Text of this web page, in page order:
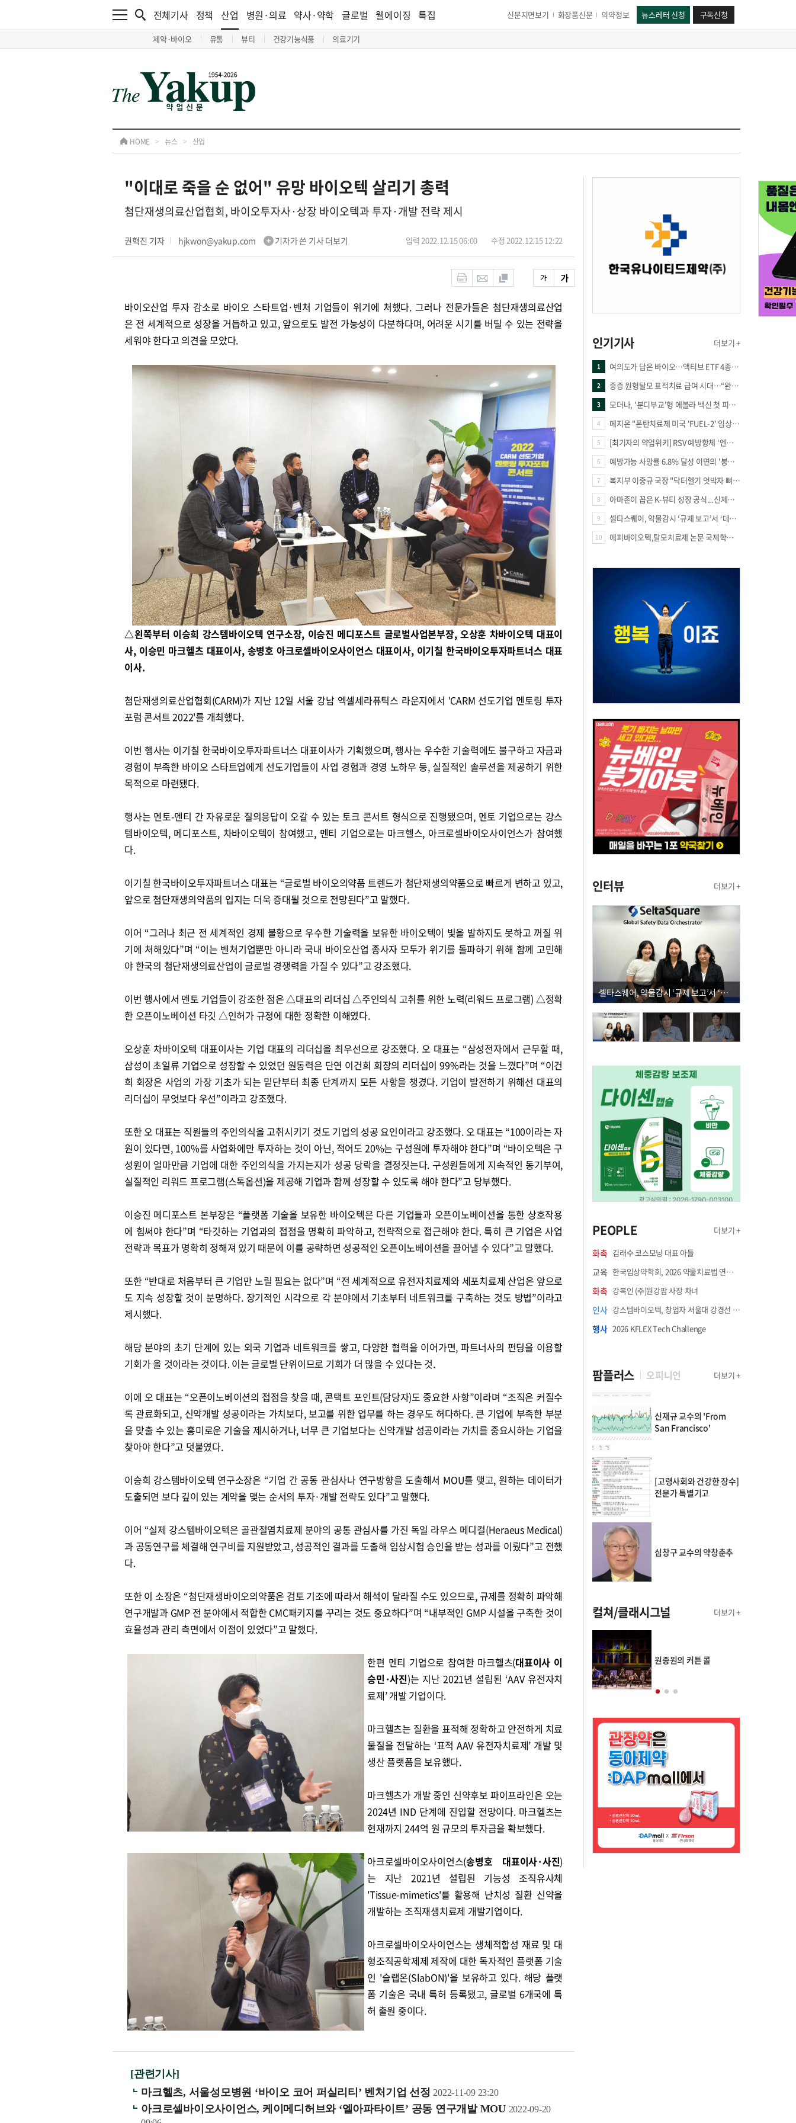
전체기사 정책 산업
제약·바이오 유통 뷰티 건강기능식품 의료기기
병원·의료 약사·약학 글로벌 웰에이징 특집 신문지면보기 화장품신문 의약정보 뉴스레터 신청 구독신청
HOME > 뉴스 > 산업
"이대로 죽을 순 없어" 유망 바이오텍 살리기 총력
첨단재생의료산업협회, 바이오투자사·상장 바이오텍과 투자·개발 전략 제시
권혁진 기자 hjkwon@yakup.com 기자가 쓴 기사 더보기 입력 2022.12.15 06:00 수정 2022.12.15 12:22
바이오산업 투자 감소로 바이오 스타트업·벤처 기업들이 위기에 처했다. 그러나 전문가들은 첨단재생의료산업
은 전 세계적으로 성장을 거듭하고 있고, 앞으로도 발전 가능성이 다분하다며, 어려운 시기를 버틸 수 있는 전략을
세워야 한다고 의견을 모았다.
△왼쪽부터 이승희 강스템바이오텍 연구소장, 이승진 메디포스트 글로벌사업본부장, 오상훈 차바이오텍 대표이
사, 이승민 마크헬츠 대표이사, 송병호 아크로셀바이오사이언스 대표이사, 이기칠 한국바이오투자파트너스 대표
이사.
첨단재생의료산업협회(CARM)가 지난 12일 서울 강남 엑셀세라퓨틱스 라운지에서 'CARM 선도기업 멘토링 투자
포럼 콘서트 2022'를 개최했다.
이번 행사는 이기칠 한국바이오투자파트너스 대표이사가 기획했으며, 행사는 우수한 기술력에도 불구하고 자금과
경험이 부족한 바이오 스타트업에게 선도기업들이 사업 경험과 경영 노하우 등, 실질적인 솔루션을 제공하기 위한
목적으로 마련됐다.
행사는 멘토-멘티 간 자유로운 질의응답이 오갈 수 있는 토크 콘서트 형식으로 진행됐으며, 멘토 기업으로는 강스
템바이오텍, 메디포스트, 차바이오텍이 참여했고, 멘티 기업으로는 마크헬스, 아크로셀바이오사이언스가 참여했
다.
이기칠 한국바이오투자파트너스 대표는 “글로벌 바이오의약품 트렌드가 첨단재생의약품으로 빠르게 변하고 있고,
앞으로 첨단재생의약품의 입지는 더욱 증대될 것으로 전망된다”고 말했다.
이어 “그러나 최근 전 세계적인 경제 불황으로 우수한 기술력을 보유한 바이오텍이 빛을 발하지도 못하고 꺼질 위
기에 처해있다”며 “이는 벤처기업뿐만 아니라 국내 바이오산업 종사자 모두가 위기를 돌파하기 위해 함께 고민해
야 한국의 첨단재생의료산업이 글로벌 경쟁력을 가질 수 있다”고 강조했다.
이번 행사에서 멘토 기업들이 강조한 점은 △대표의 리더십 △주인의식 고취를 위한 노력(리워드 프로그램) △정확
한 오픈이노베이션 타깃 △인허가 규정에 대한 정확한 이해였다.
오상훈 차바이오텍 대표이사는 기업 대표의 리더십을 최우선으로 강조했다. 오 대표는 “삼성전자에서 근무할 때,
삼성이 초일류 기업으로 성장할 수 있었던 원동력은 단연 이건희 회장의 리더십이 99%라는 것을 느꼈다”며 “이건
희 회장은 사업의 가장 기초가 되는 밑단부터 최종 단계까지 모든 사항을 챙겼다. 기업이 발전하기 위해선 대표의
리더십이 무엇보다 우선”이라고 강조했다.
또한 오 대표는 직원들의 주인의식을 고취시키기 것도 기업의 성공 요인이라고 강조했다. 오 대표는 “100이라는 자
원이 있다면, 100%를 사업화에만 투자하는 것이 아닌, 적어도 20%는 구성원에 투자해야 한다”며 “바이오텍은 구
성원이 얼마만큼 기업에 대한 주인의식을 가지는지가 성공 당락을 결정짓는다. 구성원들에게 지속적인 동기부여,
실질적인 리워드 프로그램(스톡옵션)을 제공해 기업과 함께 성장할 수 있도록 해야 한다”고 당부했다.
이승진 메디포스트 본부장은 “플랫폼 기술을 보유한 바이오텍은 다른 기업들과 오픈이노베이션을 통한 상호작용
에 힘써야 한다”며 “타깃하는 기업과의 접점을 명확히 파악하고, 전략적으로 접근해야 한다. 특히 큰 기업은 사업
전략과 목표가 명확히 정해져 있기 때문에 이를 공략하면 성공적인 오픈이노베이션을 끌어낼 수 있다”고 말했다.
또한 “반대로 처음부터 큰 기업만 노릴 필요는 없다”며 “전 세계적으로 유전자치료제와 세포치료제 산업은 앞으로
도 지속 성장할 것이 분명하다. 장기적인 시각으로 각 분야에서 기초부터 네트워크를 구축하는 것도 방법”이라고
제시했다.
해당 분야의 초기 단계에 있는 외국 기업과 네트워크를 쌓고, 다양한 협력을 이어가면, 파트너사의 펀딩을 이용할
기회가 올 것이라는 것이다. 이는 글로벌 단위이므로 기회가 더 많을 수 있다는 것.
이에 오 대표는 “오픈이노베이션의 접점을 찾을 때, 콘택트 포인트(담당자)도 중요한 사항”이라며 “조직은 커질수
록 관료화되고, 신약개발 성공이라는 가치보다, 보고를 위한 업무를 하는 경우도 허다하다. 큰 기업에 부족한 부분
을 맞출 수 있는 흥미로운 기술을 제시하거나, 너무 큰 기업보다는 신약개발 성공이라는 가치를 중요시하는 기업을
찾아야 한다”고 덧붙였다.
이승희 강스템바이오텍 연구소장은 “기업 간 공동 관심사나 연구방향을 도출해서 MOU를 맺고, 원하는 데이터가
도출되면 보다 깊이 있는 계약을 맺는 순서의 투자·개발 전략도 있다”고 말했다.
이어 “실제 강스템바이오텍은 골관절염치료제 분야의 공통 관심사를 가진 독일 라우스 메디컬(Heraeus Medical)
과 공동연구를 체결해 연구비를 지원받았고, 성공적인 결과를 도출해 임상시험 승인을 받는 성과를 이뤘다”고 전했
다.
또한 이 소장은 “첨단재생바이오의약품은 검토 기조에 따라서 해석이 달라질 수도 있으므로, 규제를 정확히 파악해
연구개발과 GMP 전 분야에서 적합한 CMC패키지를 꾸리는 것도 중요하다”며 “내부적인 GMP 시설을 구축한 것이
효율성과 관리 측면에서 이점이 있었다”고 말했다.
한편 멘티 기업으로 참여한 마크헬츠(대표이사 이
승민·사진)는 지난 2021년 설립된 ‘AAV 유전자치
료제’ 개발 기업이다.
마크헬츠는 질환을 표적해 정확하고 안전하게 치료
물질을 전달하는 ‘표적 AAV 유전자치료제’ 개발 및
생산 플랫폼을 보유했다.
마크헬츠가 개발 중인 신약후보 파이프라인은 오는
2024년 IND 단계에 진입할 전망이다. 마크헬츠는
현재까지 244억 원 규모의 투자금을 확보했다.
아크로셀바이오사이언스(송병호 대표이사·사진)
는 지난 2021년 설립된 기능성 조직유사체
'Tissue-mimetics'를 활용해 난치성 질환 신약을
개발하는 조직재생치료제 개발기업이다.
아크로셀바이오사이언스는 생체적합성 재료 및 대
형조직공학제제 제작에 대한 독자적인 플랫폼 기술
인 '슬랩온(SlabON)'을 보유하고 있다. 해당 플랫
폼 기술은 국내 특허 등록됐고, 글로벌 6개국에 특
허 출원 중이다.
[관련기사]
마크헬츠, 서울성모병원 ‘바이오 코어 퍼실리티’ 벤처기업 선정2022-11-09 23:20
아크로셀바이오사이언스, 케이메디허브와 ‘엘아파타이트’ 공동 연구개발 MOU 2022-09-20
인기기사 더보기 +
1 여의도가 담은 바이오…액티브 ETF 4종의 선택은
2 중증 원형탈모 표적치료 급여 시대…“완결 아닌 출발점”
3 모더나, '분디부교'형 에볼라 백신 첫 피험자 접종
4 메지온 "폰탄치료제 미국 'FUEL-2' 임상 프로토콜 영국 승인"
5 [최기자의 약업위키] RSV 예방항체 ‘엔플론시아’
6 예방가능 사망률 6.8% 달성 이면의 '붕괴 위기'… 중증외상체계 혁신 시급
7 복지부 이중규 국장 "닥터헬기 엇박자 뼈아파… 외상체계 전면 재정립"
8 아마존이 꼽은 K-뷰티 성장 공식...신제품·시장·품목 확장
9 셀타스퀘어, 약물감시 ‘규제 보고’서 ‘데이터 의사결정’으로 "PVX 전환 요구 커진다"
10 에피바이오텍,탈모치료제 논문 국제학술지 '테라노스틱스' 표지 선정
인터뷰 더보기 +
셀타스퀘어, 약물감시 ‘규제 보고’서 ‘데이터 의사결정’으로 "PVX 전환 요구 커진다"
PEOPLE 더보기 +
화촉 김래수 코스모닝 대표 아들
교육 한국임상약학회, 2026 약물치료법 연수강좌 8월 21일 개최
화촉 강복인 (주)원강팜 사장 차녀
인사 강스템바이오텍, 창업자 서울대 강경선 교수 최고과학책임자 선임
행사 2026 KFLEX Tech Challenge
팜플러스 오피니언 더보기 +
신재규 교수의 'From
San Francisco'
[고령사회와 건강한 장수]
전문가 특별기고
심창구 교수의 약창춘추
컬쳐/클래시그널 더보기 +
안현정의 컬쳐포커스 박병준의 클래스토리 원종원의 커튼 콜